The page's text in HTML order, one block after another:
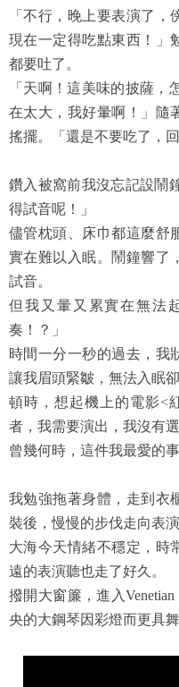
「不行，晚上要表演了，
現在一定得吃點東西！」
都要吐了。
「天啊！這美味的披薩，
在太大，我好暈啊！」隨
搖擺。「還是不要吃了，
鑽入被窩前我沒忘記設鬧
得試音呢！」
儘管枕頭、床巾都這麼舒
實在難以入眠。鬧鐘響了
試音。
但我又暈又累實在無法
奏！？」
時間一分一秒的過去，我
讓我眉頭緊皺，無法入眠
頓時，想起機上的電影<
者，我需要演出，我沒有選
曾幾何時，這件我最愛的
我勉強拖著身體，走到衣
裝後，慢慢的步伐走向表演
大海今天情緒不穩定，時
遠的表演聽也走了好久。
撥開大窗簾，進入
央的大鋼琴因彩燈而更具舞